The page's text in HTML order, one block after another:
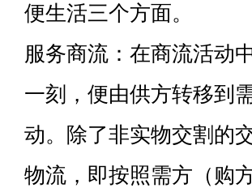
便生活三个方面。
服务商流：在商流活动
一刻，便由供方转移到
动。除了非实物交割的
物流，即按照需方（购